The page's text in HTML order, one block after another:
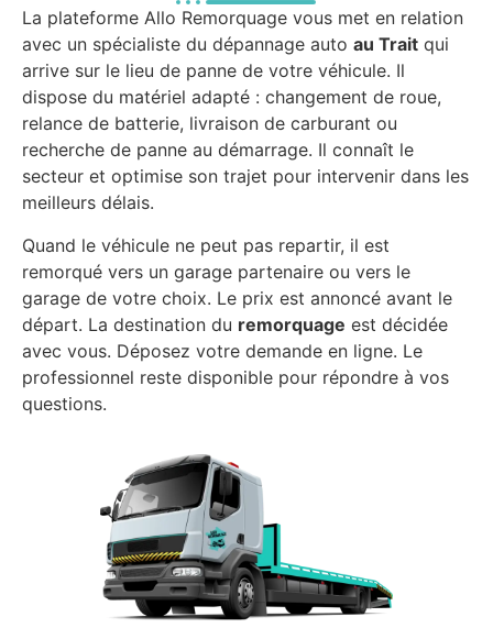
La plateforme Allo Remorquage vous met en relation
avec un spécialiste du dépannage auto au Trait qui
arrive sur le lieu de panne de votre véhicule. Il
dispose du matériel adapté : changement de roue,
relance de batterie, livraison de carburant ou
recherche de panne au démarrage. Il connaît le
secteur et optimise son trajet pour intervenir dans les
meilleurs délais.
Quand le véhicule ne peut pas repartir, il est
remorqué vers un garage partenaire ou vers le
garage de votre choix. Le prix est annoncé avant le
départ. La destination du remorquage est décidée
avec vous. Déposez votre demande en ligne. Le
professionnel reste disponible pour répondre à vos
questions.